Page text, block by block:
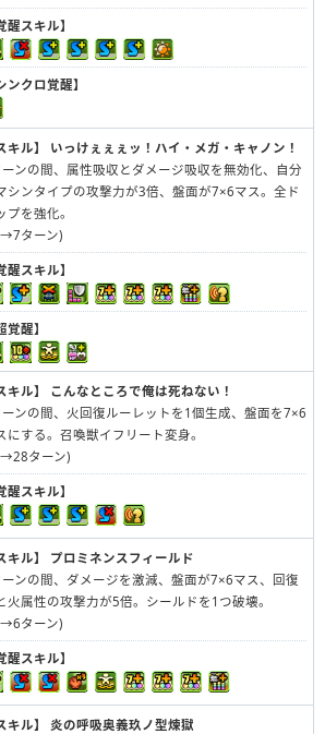
醒スキル】
ンクロ覚醒】
キル】
いっけぇぇぇッ！ハイ・メガ・キャノン！
ンの間、属性吸収とダメージ吸収を無効化、自分
シンタイプの攻撃力が3倍、盤面が7×6マス。全ド
プを強化。
ターン)
醒スキル】
覚醒】
キル】
こんなところで俺は死ねない！
ンの間、火回復ルーレットを1個生成、盤面を7×6
にする。召喚獣イフリート変身。
ターン)
醒スキル】
キル】
プロミネンスフィールド
ーンの間、ダメージを激減、盤面が7×6マス、回復
火属性の攻撃力が5倍。シールドを1つ破壊。
ターン)
醒スキル】
キル】
炎の呼吸奥義玖ノ型煉獄